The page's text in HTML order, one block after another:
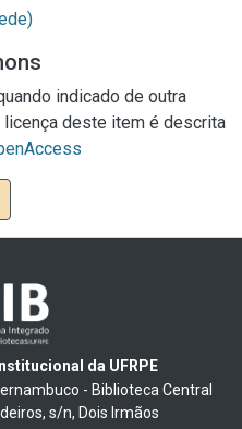
indicado de outra
licença deste item é descrita
da UFRPE
- Biblioteca Central
s/n, Dois Irmãos